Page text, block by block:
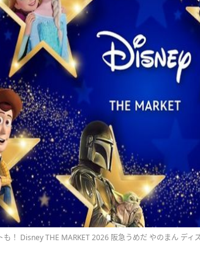
！ Disney THE MARKET 2026 阪急うめだ やのまん ディ